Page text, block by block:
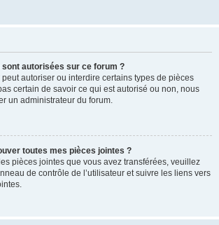
autorisées sur ce forum ?
autoriser ou interdire certains types de pièces
certain de savoir ce qui est autorisé ou non, nous
un administrateur du forum.
toutes mes pièces jointes ?
pièces jointes que vous avez transférées, veuillez
de contrôle de l’utilisateur et suivre les liens vers